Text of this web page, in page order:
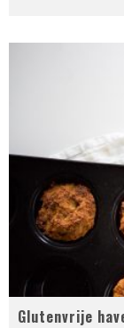
Glutenvrije